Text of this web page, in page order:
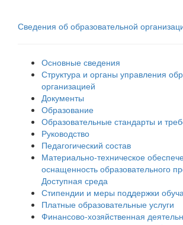
Сведения об образовательной
Основные сведения
Структура и органы управления
организацией
Документы
Образование
Образовательные стандарты и
Руководство
Педагогический состав
Материально-техническое
оснащенность образовательного
Доступная среда
Стипендии и меры поддержки
Платные образовательные услуги
Финансово-хозяйственная